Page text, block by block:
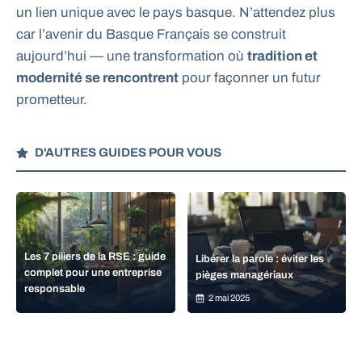
un lien unique avec le pays basque. N’attendez plus
car l’avenir du Basque Français se construit
aujourd’hui — une transformation où tradition et
modernité se rencontrent pour façonner un futur
prometteur.
D'AUTRES GUIDES POUR VOUS
Les 7 piliers de la RSE : guide
complet pour une entreprise
responsable
Libérer la parole : éviter les
pièges managériaux
2 mai 2025